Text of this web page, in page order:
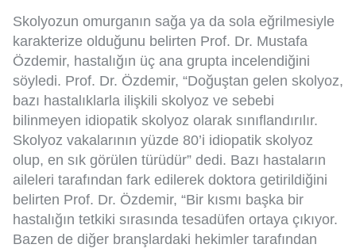
Skolyozun omurganın sağa ya da sola eğrilmesiyle
karakterize olduğunu belirten Prof. Dr. Mustafa
Özdemir, hastalığın üç ana grupta incelendiğini
söyledi. Prof. Dr. Özdemir, “Doğuştan gelen skolyoz,
bazı hastalıklarla ilişkili skolyoz ve sebebi
bilinmeyen idiopatik skolyoz olarak sınıflandırılır.
Skolyoz vakalarının yüzde 80’i idiopatik skolyoz
olup, en sık görülen türüdür” dedi. Bazı hastaların
aileleri tarafından fark edilerek doktora getirildiğini
belirten Prof. Dr. Özdemir, “Bir kısmı başka bir
hastalığın tetkiki sırasında tesadüfen ortaya çıkıyor.
Bazen de diğer branşlardaki hekimler tarafından